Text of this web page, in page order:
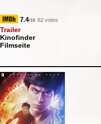
7.4/10 62 votes
Trailer
Kinofinder
Filmseite